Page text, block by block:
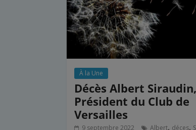
À la Une
Décès Albert Siraudin,
Président du Club de
Versailles
9 septembre 2022 Albert, déces,